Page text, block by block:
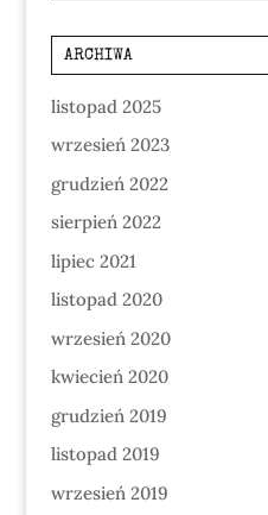
ARCHIWA
listopad 2025
wrzesień 2023
grudzień 2022
sierpień 2022
lipiec 2021
listopad 2020
wrzesień 2020
kwiecień 2020
grudzień 2019
listopad 2019
wrzesień 2019